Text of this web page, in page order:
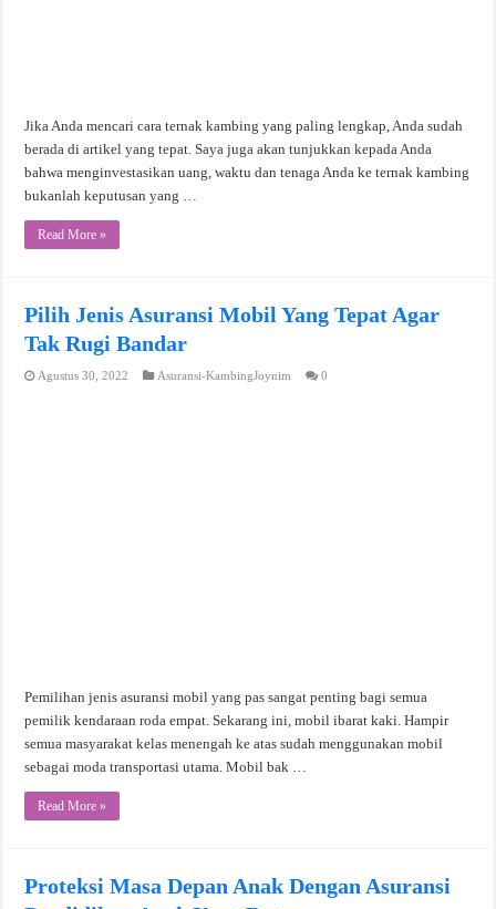
Jika Anda mencari cara ternak kambing yang paling lengkap, Anda sudah
berada di artikel yang tepat. Saya juga akan tunjukkan kepada Anda
bahwa menginvestasikan uang, waktu dan tenaga Anda ke ternak kambing
bukanlah keputusan yang …
Read More »
Pilih Jenis Asuransi Mobil Yang Tepat Agar
Tak Rugi Bandar
Agustus 30, 2022 Asuransi-KambingJoynim 0
Pemilihan jenis asuransi mobil yang pas sangat penting bagi semua
pemilik kendaraan roda empat. Sekarang ini, mobil ibarat kaki. Hampir
semua masyarakat kelas menengah ke atas sudah menggunakan mobil
sebagai moda transportasi utama. Mobil bak …
Read More »
Proteksi Masa Depan Anak Dengan Asuransi